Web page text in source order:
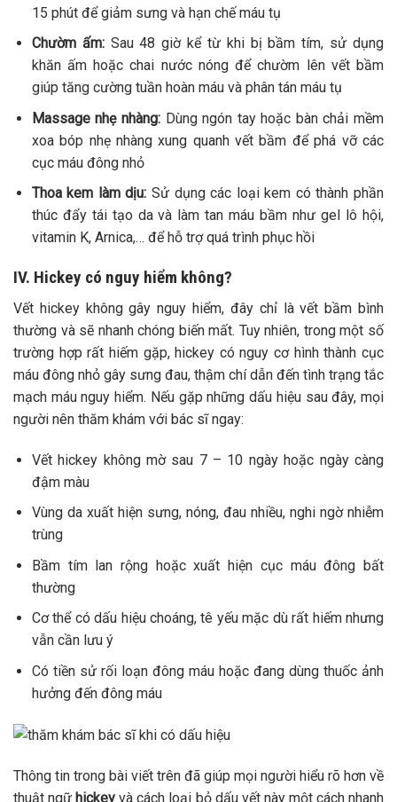
15 phút để giảm sưng và hạn chế máu tụ
Chườm ấm:Sau 48 giờ kể từ khi bị bầm tím, sử dụng
khăn ấm hoặc chai nước nóng để chườm lên vết bầm
giúp tăng cường tuần hoàn máu và phân tán máu tụ
Massage nhẹ nhàng: Dùng ngón tay hoặc bàn chải mềm
xoa bóp nhẹ nhàng xung quanh vết bầm để phá vỡ các
cục máu đông nhỏ
Thoa kem làm dịu:Sử dụng các loại kem có thành phần
thúc đẩy tái tạo da và làm tan máu bầm như gel lô hội,
vitamin K, Arnica,… để hỗ trợ quá trình phục hồi
IV. Hickey có nguy hiểm không?
Vết hickey không gây nguy hiểm, đây chỉ là vết bầm bình
thường và sẽ nhanh chóng biến mất. Tuy nhiên, trong một số
trường hợp rất hiếm gặp, hickey có nguy cơhình thành cục
máu đông nhỏ gây sưng đau, thậm chí dẫn đến tình trạng tắc
mạch máu nguy hiểm. Nếu gặp những dấu hiệu sau đây, mọi
người nên thăm khám với bác sĩ ngay:
Vết hickey không mờ sau 7 – 10 ngày hoặc ngày càng
đậm màu
Vùng da xuất hiện sưng, nóng, đau nhiều, nghi ngờ nhiễm
trùng
Bầm tím lan rộng hoặc xuất hiện cục máu đông bất
thường
Cơ thể có dấu hiệu choáng, tê yếu mặc dù rất hiếm nhưng
vẫn cần lưu ý
Có tiền sử rối loạn đông máu hoặc đang dùng thuốc ảnh
hưởng đến đông máu
Thông tin trong bài viết trên đã giúp mọi người hiểu rõ hơn về
thuật ngữ hickey và cách loại bỏ dấu vết này một cách nhanh